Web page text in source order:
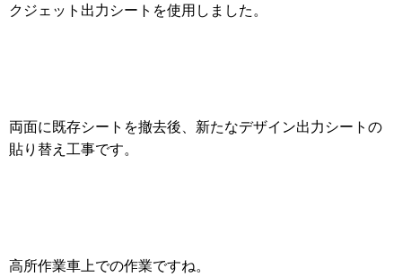
クジェット出力シートを使用しました。
両面に既存シートを撤去後、新たなデザイン出力シートの
貼り替え工事です。
高所作業車上での作業ですね。